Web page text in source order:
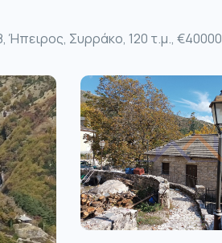
Ήπειρος, Συρράκο, 120 τ.μ., €40000